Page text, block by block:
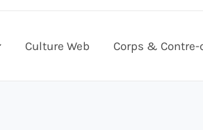
Culture Web Corps &